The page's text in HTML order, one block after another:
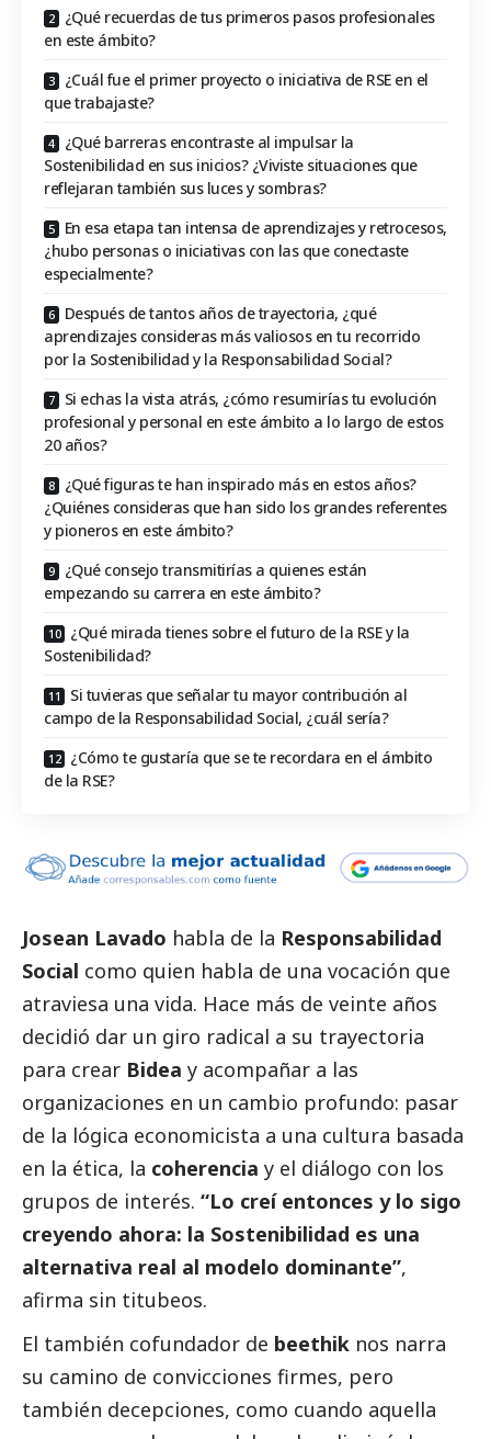
¿Qué recuerdas de tus primeros pasos profesionales
en este ámbito?
¿Cuál fue el primer proyecto o iniciativa de RSE en el
que trabajaste?
¿Qué barreras encontraste al impulsar la
Sostenibilidad en sus inicios? ¿Viviste situaciones que
reflejaran también sus luces y sombras?
En esa etapa tan intensa de aprendizajes y retrocesos,
¿hubo personas o iniciativas con las que conectaste
especialmente?
Después de tantos años de trayectoria, ¿qué
aprendizajes consideras más valiosos en tu recorrido
por la Sostenibilidad y la Responsabilidad Social?
Si echas la vista atrás, ¿cómo resumirías tu evolución
profesional y personal en este ámbito a lo largo de estos
20 años?
¿Qué figuras te han inspirado más en estos años?
¿Quiénes consideras que han sido los grandes referentes
y pioneros en este ámbito?
¿Qué consejo transmitirías a quienes están
empezando su carrera en este ámbito?
¿Qué mirada tienes sobre el futuro de la RSE y la
Sostenibilidad?
Si tuvieras que señalar tu mayor contribución al
campo de la Responsabilidad Social, ¿cuál sería?
¿Cómo te gustaría que se te recordara en el ámbito
de la RSE?
Josean Lavado habla de la Responsabilidad
Social como quien habla de una vocación que
atraviesa una vida. Hace más de veinte años
decidió dar un giro radical a su trayectoria
para crear Bidea y acompañar a las
organizaciones en un cambio profundo: pasar
de la lógica economicista a una cultura basada
en la ética, la coherencia y el diálogo con los
grupos de interés. “Lo creí entonces y lo sigo
creyendo ahora: la Sostenibilidad es una
alternativa real al modelo dominante”,
afirma sin titubeos.
El también cofundador de beethik nos narra
su camino de convicciones firmes, pero
también decepciones, como cuando aquella